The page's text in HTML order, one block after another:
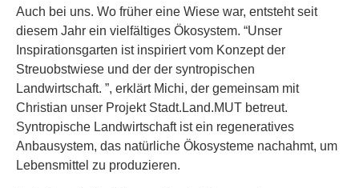
Auch bei uns. Wo früher eine Wiese war, entsteht seit
diesem Jahr ein vielfältiges Ökosystem. “Unser
Inspirationsgarten ist inspiriert vom Konzept der
Streuobstwiese und der der syntropischen
Landwirtschaft. ”, erklärt Michi, der gemeinsam mit
Christian unser Projekt Stadt.Land.MUT betreut.
Syntropische Landwirtschaft ist ein regeneratives
Anbausystem, das natürliche Ökosysteme nachahmt, um
Lebensmittel zu produzieren.